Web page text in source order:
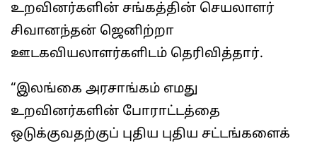
உறவினர்களின் சங்கத்தின் செயலாளர்
சிவானந்தன் ஜெனிற்றா
ஊடகவியலாளர்களிடம் தெரிவித்தார்.
“இலங்கை அரசாங்கம் எமது
உறவினர்களின் போராட்டத்தை
ஒடுக்குவதற்குப் புதிய புதிய சட்டங்களைக்